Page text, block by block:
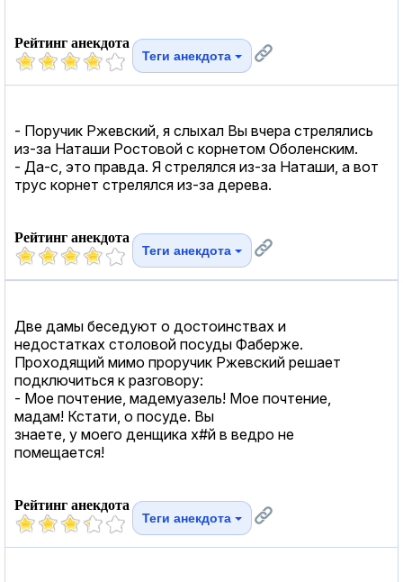
Рейтинг анекдота
Теги анекдота
- Поручик Ржевский, я слыхал Вы вчера стрелялись
из-за Наташи Ростовой с корнетом Оболенским.
- Да-с, это правда. Я стрелялся из-за Наташи, а вот
трус корнет стрелялся из-за дерева.
Рейтинг анекдота
Теги анекдота
Две дамы беседуют о достоинствах и
недостатках столовой посуды Фаберже.
Проходящий мимо проручик Ржевский решает
подключиться к разговору:
- Мое почтение, мадемуазель! Мое почтение,
мадам! Кстати, о посуде. Вы
знаете, у моего денщика х#й в ведро не
помещается!
Рейтинг анекдота
Теги анекдота